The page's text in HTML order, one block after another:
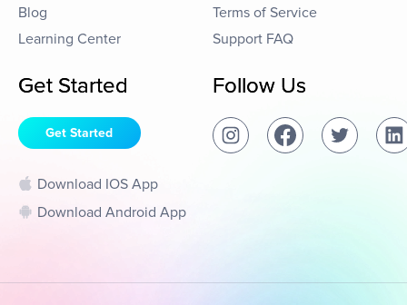
Blog
Learning Center
Terms of Service
Support FAQ
Get Started
Get Started
Download IOS App
Download Android App
Follow Us